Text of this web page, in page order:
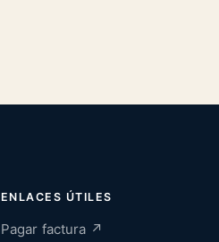
ENLACES ÚTILES
Pagar factura ↗